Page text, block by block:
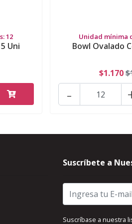
12
Uni
Unidad mínima
Bowl Ovalado
$1.170
-
Suscríbete a
Suscríbase a nuestra